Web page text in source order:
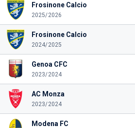
Frosinone Calcio
2025/2026
Frosinone Calcio
2024/2025
Genoa CFC
2023/2024
AC Monza
2023/2024
Modena FC